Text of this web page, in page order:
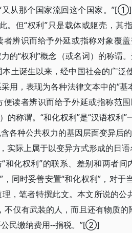
从那个国家流回这个国家。
。但“权利”只是载体或躯壳，其
辨识而给予外延或指称对象覆
的“权利”概念（或名词）的称谓
土诞生以来，经中国社会的广
用，表现为各种法律文本中的“基
读者辨识而给予外延或指称范
的称谓。“和化权利”是“汉语权利
各种公共权力的基因层面变异后
实际上属于以变异方式形成的日
和化权利”的联系、差别和两者
，同时妥善安置“和化权利”，对
，笔者特撰此文。本文所说的公
不仅有武装的人，而且还有物质
民缴纳费用--捐税。”[②]